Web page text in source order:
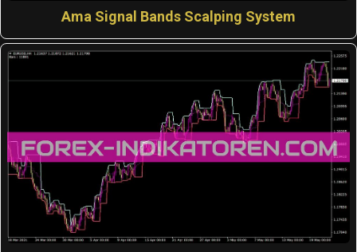
Ama Signal Bands Scalping System